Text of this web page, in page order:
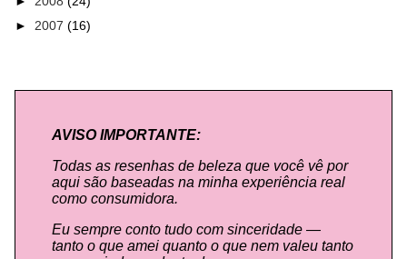
► 2007 (16)
AVISO IMPORTANTE:
Todas as resenhas de beleza que você vê por
aqui são baseadas na minha experiência real
como consumidora.
Eu sempre conto tudo com sinceridade —
tanto o que amei quanto o que nem valeu tanto